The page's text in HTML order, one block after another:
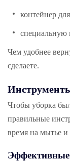
контейнер
специальную
Чем удобнее
сделаете.
Чтобы уборка
правильные
время на мытье и